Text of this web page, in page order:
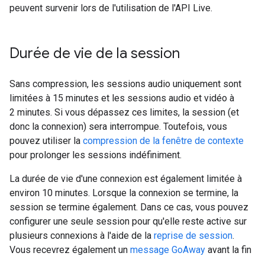
peuvent survenir lors de l'utilisation de l'API Live.
Durée de vie de la session
Sans compression, les sessions audio uniquement sont
limitées à 15 minutes et les sessions audio et vidéo à
2 minutes. Si vous dépassez ces limites, la session (et
donc la connexion) sera interrompue. Toutefois, vous
pouvez utiliser la compression de la fenêtre de contexte
pour prolonger les sessions indéfiniment.
La durée de vie d'une connexion est également limitée à
environ 10 minutes. Lorsque la connexion se termine, la
session se termine également. Dans ce cas, vous pouvez
configurer une seule session pour qu'elle reste active sur
plusieurs connexions à l'aide de la reprise de session.
Vous recevrez également un message GoAway avant la fin